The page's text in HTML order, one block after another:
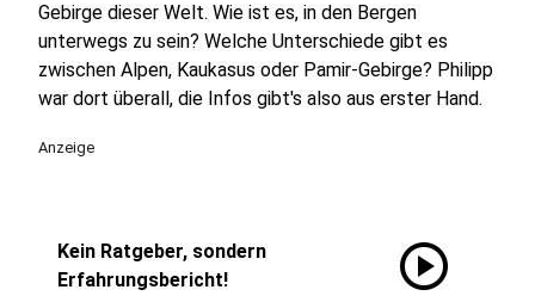
Gebirge dieser Welt. Wie ist es, in den Bergen
unterwegs zu sein? Welche Unterschiede gibt es
zwischen Alpen, Kaukasus oder Pamir-Gebirge? Philipp
war dort überall, die Infos gibt's also aus erster Hand.
Anzeige
Kein Ratgeber, sondern
Erfahrungsbericht!
play_circle